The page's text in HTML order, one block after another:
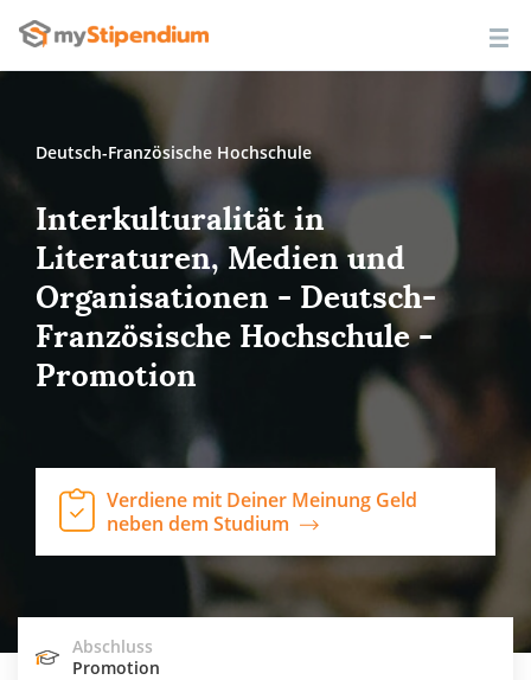
Deutsch-Französische Hochschule
Interkulturalität in
Literaturen, Medien und
Organisationen - Deutsch-
Französische Hochschule -
Promotion
Verdiene mit Deiner Meinung Geld
neben dem Studium
Abschluss
Promotion